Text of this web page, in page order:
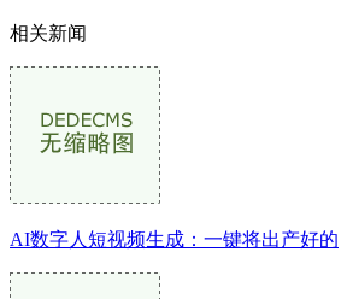
相关新闻
AI数字人短视频生成：一键将出产好的